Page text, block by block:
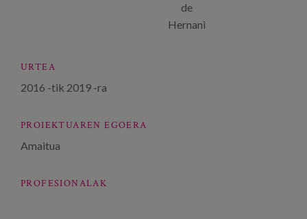
de
Hernani
URTEA
2016 -tik 2019 -ra
PROIEKTUAREN EGOERA
Amaitua
PROFESIONALAK